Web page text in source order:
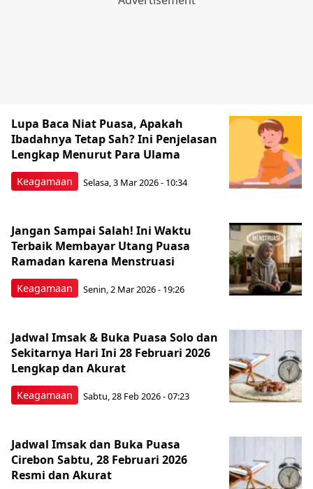
Keagamaan
Lupa Baca Niat Puasa, Apakah
Ibadahnya Tetap Sah? Ini Penjelasan
Lengkap Menurut Para Ulama
Selasa, 3 Mar 2026 - 10:34
Keagamaan
Jangan Sampai Salah! Ini Waktu
Terbaik Membayar Utang Puasa
Ramadan karena Menstruasi
Senin, 2 Mar 2026 - 19:26
Keagamaan
Jadwal Imsak & Buka Puasa Solo dan
Sekitarnya Hari Ini 28 Februari 2026
Lengkap dan Akurat
Sabtu, 28 Feb 2026 - 07:23
Jadwal Imsak dan Buka Puasa
Cirebon Sabtu, 28 Februari 2026
Resmi dan Akurat